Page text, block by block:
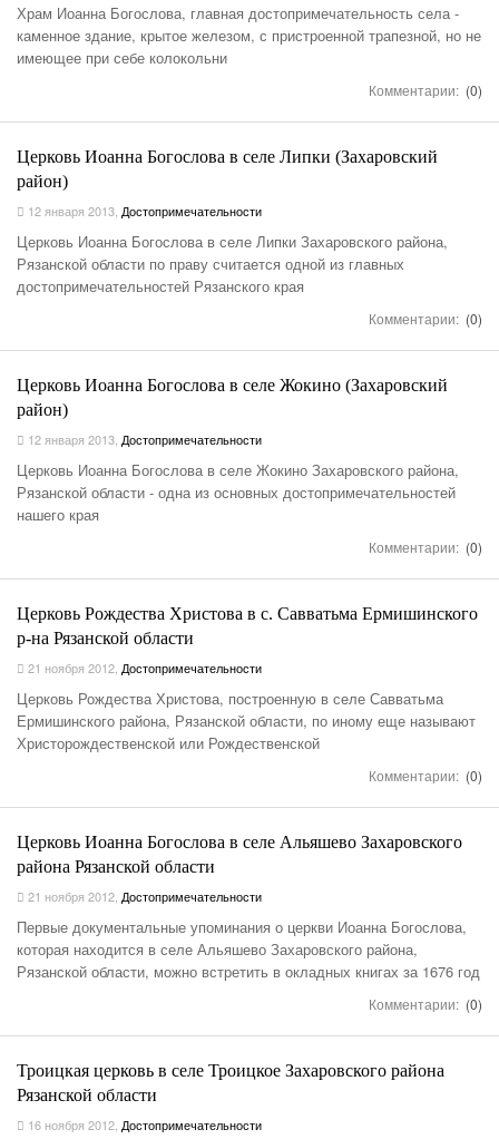
Храм Иоанна Богослова, главная достопримечательность села -
каменное здание, крытое железом, с пристроенной трапезной, но не
имеющее при себе колокольни
Комментарии: (0)
Церковь Иоанна Богослова в селе Липки (Захаровский
район)
12 января 2013 Достопримечательности
Церковь Иоанна Богослова в селе Липки Захаровского района,
Рязанской области по праву считается одной из главных
достопримечательностей Рязанского края
Комментарии: (0)
Церковь Иоанна Богослова в селе Жокино (Захаровский
район)
12 января 2013 Достопримечательности
Церковь Иоанна Богослова в селе Жокино Захаровского района,
Рязанской области - одна из основных достопримечательностей
нашего края
Комментарии: (0)
Церковь Рождества Христова в с. Савватьма Ермишинского
р-на Рязанской области
21 ноября 2012 Достопримечательности
Церковь Рождества Христова, построенную в селе Савватьма
Ермишинского района, Рязанской области, по иному еще называют
Христорождественской или Рождественской
Комментарии: (0)
Церковь Иоанна Богослова в селе Альяшево Захаровского
района Рязанской области
21 ноября 2012 Достопримечательности
Первые документальные упоминания о церкви Иоанна Богослова,
которая находится в селе Альяшево Захаровского района,
Рязанской области, можно встретить в окладных книгах за 1676 год
Комментарии: (0)
Троицкая церковь в селе Троицкое Захаровского района
Рязанской области
16 ноября 2012 Достопримечательности